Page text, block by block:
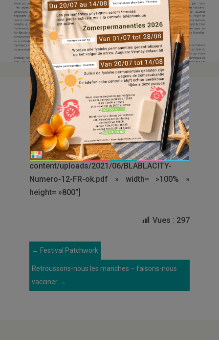
[googlepdf
url= »http://www.everecity.be/wp-
content/uploads/2021/06/BLABLACITY-
Numero-12-FR-ok.pdf » width= »100% »
height= »800″]
Vues : 297
← Festival Patchwork
Retroussons-nous les manches – faisons-nous
vacciner →